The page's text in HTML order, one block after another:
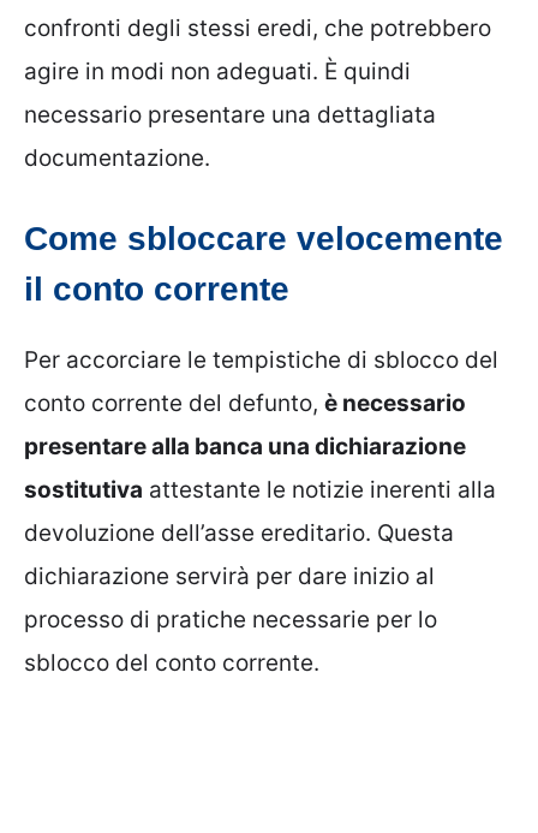
confronti degli stessi eredi, che potrebbero
agire in modi non adeguati. È quindi
necessario presentare una dettagliata
documentazione.
Come sbloccare velocemente
il conto corrente
Per accorciare le tempistiche di sblocco del
conto corrente del defunto, è necessario
presentare alla banca una dichiarazione
sostitutiva attestante le notizie inerenti alla
devoluzione dell’asse ereditario. Questa
dichiarazione servirà per dare inizio al
processo di pratiche necessarie per lo
sblocco del conto corrente.